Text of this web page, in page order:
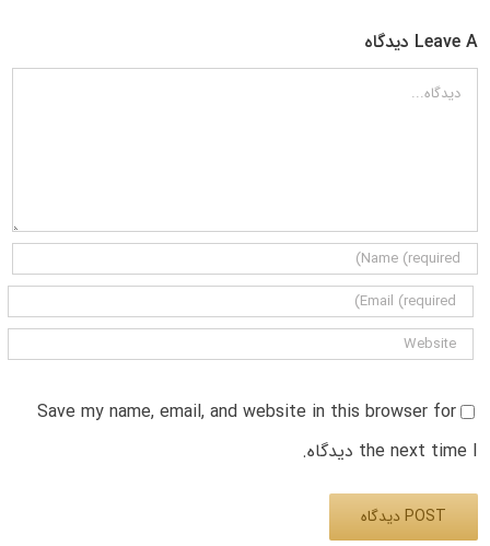
Leave A دیدگاه
دیدگاه
Save my name, email, and website in this browser for
the next time I دیدگاه.